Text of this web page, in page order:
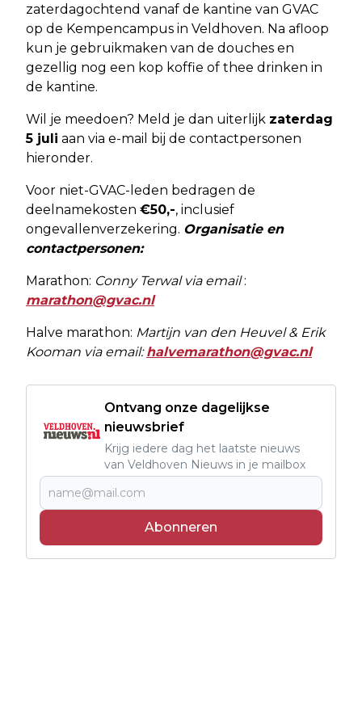
zaterdagochtend vanaf de kantine van GVAC
op de Kempencampus in Veldhoven. Na afloop
kun je gebruikmaken van de douches en
gezellig nog een kop koffie of thee drinken in
de kantine.
Wil je meedoen? Meld je dan uiterlijk zaterdag
5 juli aan via e-mail bij de contactpersonen
hieronder.
Voor niet-GVAC-leden bedragen de
deelnamekosten €50,-, inclusief
ongevallenverzekering. Organisatie en
contactpersonen:
Marathon: Conny Terwal via email:
marathon@gvac.nl
Halve marathon: Martijn van den Heuvel & Erik
Kooman via email:halvemarathon@gvac.nl
Ontvang onze dagelijkse
nieuwsbrief
Krijg iedere dag het laatste nieuws
van Veldhoven Nieuws in je mailbox
Abonneren